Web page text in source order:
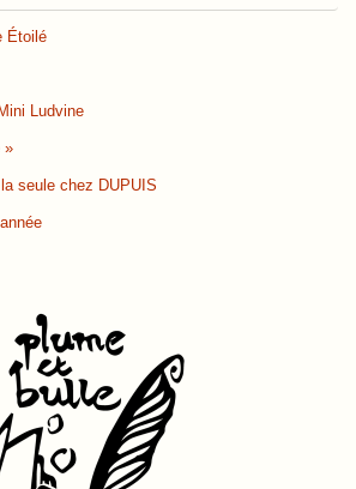
Étoilé
Ludvine
»
seule chez DUPUIS